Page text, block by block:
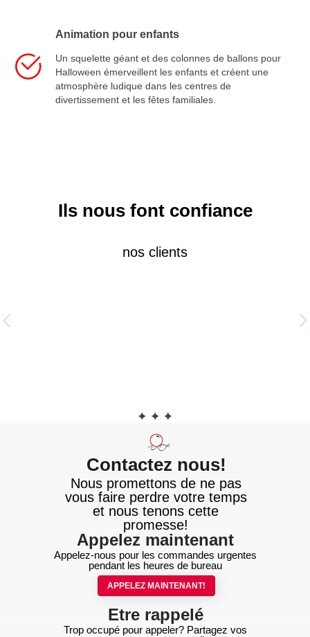
Animation pour enfants
Un squelette géant et des colonnes de ballons pour
Halloween émerveillent les enfants et créent une
atmosphère ludique dans les centres de
divertissement et les fêtes familiales.
Ils nous font confiance
nos clients
Contactez nous!
Nous promettons de ne pas
vous faire perdre votre temps
et nous tenons cette
promesse!
Etre rappelé
Trop occupé pour appeler? Partagez vos
Appelez maintenant
Appelez-nous pour les commandes urgentes
pendant les heures de bureau
APPELEZ MAINTENANT!